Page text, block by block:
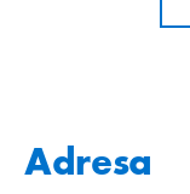
Adresa